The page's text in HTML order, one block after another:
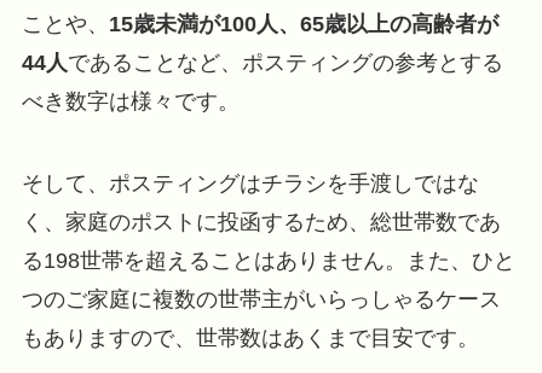
ことや、 15歳未満が100人、65歳以上の高齢者が
44人であることなど、ポスティングの参考とする
べき数字は様々です。
そして、ポスティングはチラシを手渡しではな
く、家庭のポストに投函するため、総世帯数であ
る198世帯を超えることはありません。また、ひと
つのご家庭に複数の世帯主がいらっしゃるケース
もありますので、世帯数はあくまで目安です。